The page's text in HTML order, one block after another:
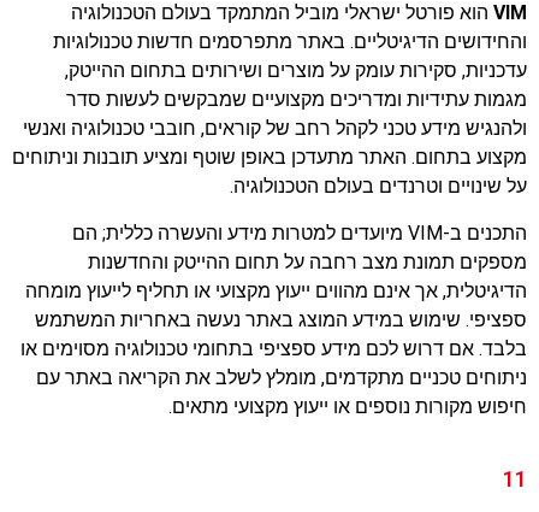
VIM הוא פורטל ישראלי מוביל המתמקד בעולם הטכנולוגיה
והחידושים הדיגיטליים. באתר מתפרסמים חדשות טכנולוגיות
עדכניות, סקירות עומק על מוצרים ושירותים בתחום ההייטק,
מגמות עתידיות ומדריכים מקצועיים שמבקשים לעשות סדר
ולהנגיש מידע טכני לקהל רחב של קוראים, חובבי טכנולוגיה ואנשי
מקצוע בתחום. האתר מתעדכן באופן שוטף ומציע תובנות וניתוחים
על שינויים וטרנדים בעולם הטכנולוגיה.
התכנים ב-VIM מיועדים למטרות מידע והעשרה כללית; הם
מספקים תמונת מצב רחבה על תחום ההייטק והחדשנות
הדיגיטלית, אך אינם מהווים ייעוץ מקצועי או תחליף לייעוץ מומחה
ספציפי. שימוש במידע המוצג באתר נעשה באחריות המשתמש
בלבד. אם דרוש לכם מידע ספציפי בתחומי טכנולוגיה מסוימים או
ניתוחים טכניים מתקדמים, מומלץ לשלב את הקריאה באתר עם
חיפוש מקורות נוספים או ייעוץ מקצועי מתאים.
11